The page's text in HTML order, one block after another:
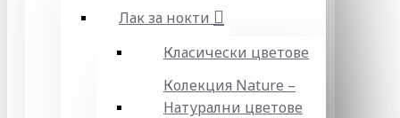
Лак за нокти
Класически цветове
Колекция Nature –
Натурални цветове